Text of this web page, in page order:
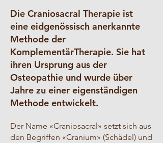
Die Craniosacral Therapie ist
eine eidgenössisch anerkannte
Methode der
KomplementärTherapie. Sie hat
ihren Ursprung aus der
Osteopathie und wurde über
Jahre zu einer eigenständigen
Methode entwickelt.
Der Name «Craniosacral» setzt sich aus
den Begriffen «Cranium» (Schädel) und